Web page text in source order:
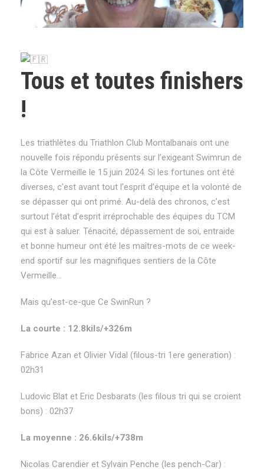
Tous et toutes finishers
!
Les triathlètes du Triathlon Club Montalbanais ont une
nouvelle fois répondu présents sur l’exigeant Swimrun de
la Côte Vermeille le 15 juin 2024. Si les fortunes ont été
diverses, c’est avant tout l’esprit d’équipe et la volonté de
se dépasser qui ont primé. Au-delà des chronos, c’est
surtout l’état d’esprit irréprochable des équipes du TCM
qui est à saluer. Ténacité, dépassement de soi, entraide
et bonne humeur ont été les maîtres-mots de ce week-
end sportif sur les magnifiques sentiers de la Côte
Vermeille…
Mais qu’est-ce-que Ce SwinRun ?
La courte : 12.8kils/+326m
Fabrice Azan et Olivier Vidal (filous-tri 1ere generation) :
02h31
Ludovic Blat et Eric Desbarats (les filous tri qui se croient
bons) : 02h37
La moyenne : 26.6kils/+738m
Nicolas Carendier et Sylvain Penche (les pench-Car) :